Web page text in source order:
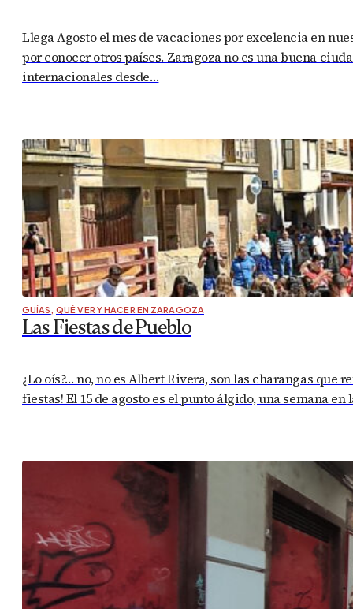
Llega Agosto el mes de vacaciones por excelencia en
por conocer otros países. Zaragoza no es una buena
internacionales desde…
GUÍAS , QUÉ VER Y HACER EN ZARAGOZA
Las Fiestas de Pueblo
¿Lo oís?… no, no es Albert Rivera, son las charangas
fiestas! El 15 de agosto es el punto álgido, una semana